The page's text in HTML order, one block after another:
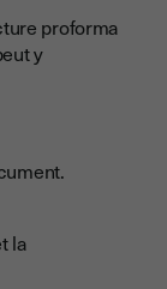
proforma
y
la